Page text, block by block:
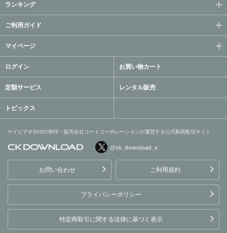
ランキング
ご利用ガイド
マイページ
ログイン お買い物カート
定額サービス レンタル販売
トピックス
ゲイビデオDVDの制作・販売会社コートコーポレーションが運営する公式動画配信サイト
ョンが運営する公式動画配
信サイト
@ck_download_x
お問い合わせ ご利用規約
プライバシーポリシー
特定商取引に関する法律に基づく表示